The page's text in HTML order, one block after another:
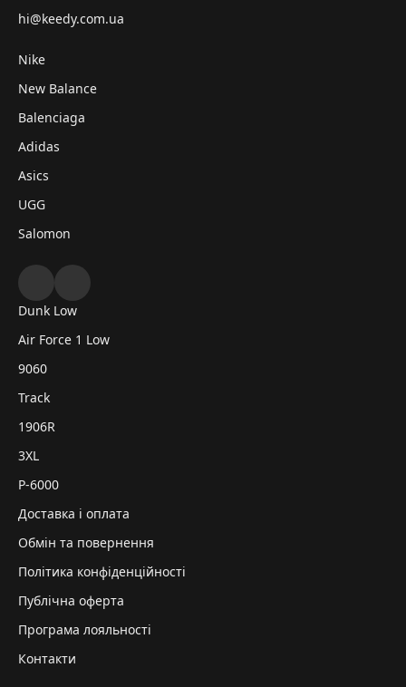
hi@keedy.com.ua
Nike
New Balance
Balenciaga
Adidas
Asics
UGG
Salomon
Dunk Low
Air Force 1 Low
9060
Track
1906R
3XL
P-6000
Доставка і оплата
Обмін та повернення
Політика конфіденційності
Публічна оферта
Програма лояльності
Контакти